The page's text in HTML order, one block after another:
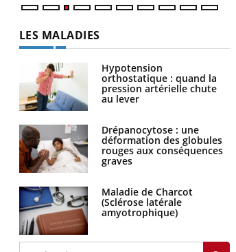
LES MALADIES
Hypotension
orthostatique : quand la
pression artérielle chute
au lever
Drépanocytose : une
déformation des globules
rouges aux conséquences
graves
Maladie de Charcot
(Sclérose latérale
amyotrophique)